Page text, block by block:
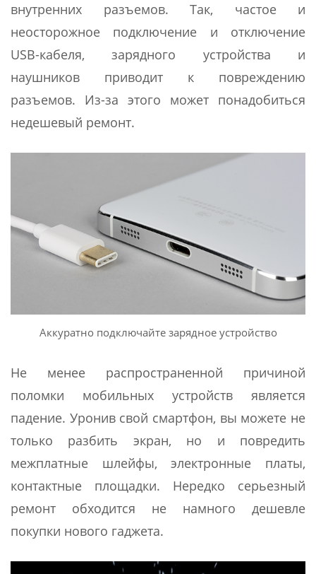
внутренних разъемов. Так, частое и
неосторожное подключение и отключение
USB-кабеля, зарядного устройства и
наушников приводит к повреждению
разъемов. Из-за этого может понадобиться
недешевый ремонт.
Аккуратно подключайте зарядное устройство
Не менее распространенной причиной
поломки мобильных устройств является
падение. Уронив свой смартфон, вы можете не
только разбить экран, но и повредить
межплатные шлейфы, электронные платы,
контактные площадки. Нередко серьезный
ремонт обходится не намного дешевле
покупки нового гаджета.